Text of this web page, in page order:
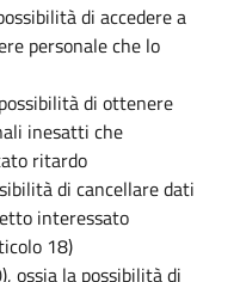
di accedere a
personale che lo
di ottenere
inesatti che
ritardo
di cancellare dati
interessato
18)
ossia la possibilità di